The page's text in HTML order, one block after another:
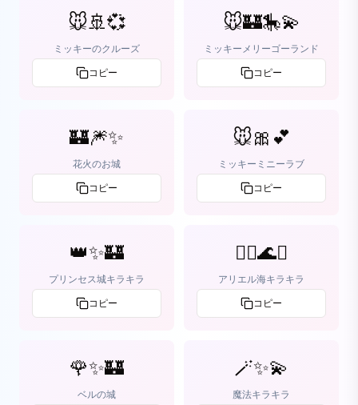
🐭🚢💞
ミッキーのクルーズ
コピー
🐭🏰🎠💫
ミッキーメリーゴーランド
コピー
🏰🎆✨
花火のお城
コピー
🐭🎀💕
ミッキーミニーラブ
コピー
👑✨🏰
プリンセス城キラキラ
コピー
🧜‍♀️🌊✨
アリエル海キラキラ
コピー
🌹✨🏰
ベルの城
🪄✨💫
魔法キラキラ